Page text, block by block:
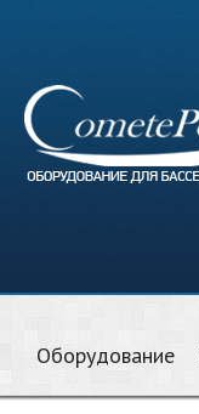
Оборудование